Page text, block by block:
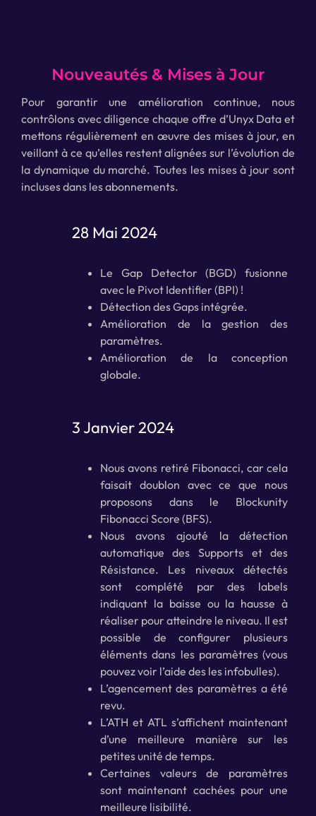
Nouveautés & Mises à Jour
Pour garantir une amélioration continue, nous
contrôlons avec diligence chaque offre d’Unyx Data et
mettons régulièrement en œuvre des mises à jour, en
veillant à ce qu’elles restent alignées sur l’évolution de
la dynamique du marché. Toutes les mises à jour sont
incluses dans les abonnements.
28 Mai 2024
Le Gap Detector (BGD) fusionne
avec le Pivot Identifier (BPI) !
Détection des Gaps intégrée.
Amélioration de la gestion des
paramètres.
Amélioration de la conception
globale.
3 Janvier 2024
Nous avons retiré Fibonacci, car cela
faisait doublon avec ce que nous
proposons dans le Blockunity
Fibonacci Score (BFS).
Nous avons ajouté la détection
automatique des Supports et des
Résistance. Les niveaux détectés
sont complété par des labels
indiquant la baisse ou la hausse à
réaliser pour atteindre le niveau. Il est
possible de configurer plusieurs
éléments dans les paramètres (vous
pouvez voir l’aide des les infobulles).
L’agencement des paramètres a été
revu.
L’ATH et ATL s’affichent maintenant
d’une meilleure manière sur les
petites unité de temps.
Certaines valeurs de paramètres
sont maintenant cachées pour une
meilleure lisibilité.